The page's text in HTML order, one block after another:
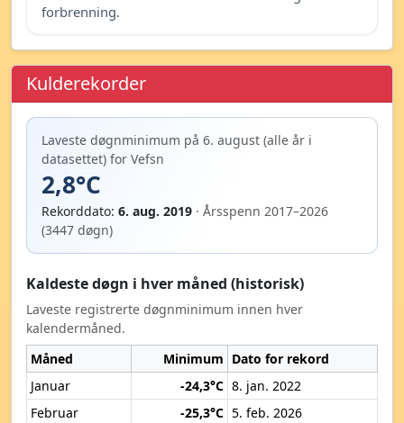
forbrenning.
Kulderekorder
Laveste døgnminimum på 6. august (alle år i
datasettet) for Vefsn
2,8°C
Rekorddato: 6. aug. 2019 · Årsspenn 2017–2026
(3447 døgn)
Kaldeste døgn i hver måned (historisk)
Laveste registrerte døgnminimum innen hver
kalendermåned.
Måned
Minimum Dato for rekord
Januar
-24,3°C 8. jan. 2022
Februar
-25,3°C 5. feb. 2026